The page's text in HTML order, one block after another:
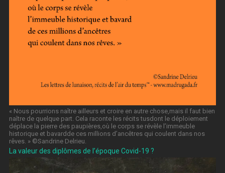
« Nous pourrions naître ailleurs et croire en autre chose,mais il faut bien
naître de quelque part. Cela raconte les récits tusdont le déploiement
déplace la pierre des paupières,où le corps se révèle l’immeuble
historique et bavardde ces millions d’ancêtres qui coulent dans nos
rêves. » ©️Sandrine Delrieu.
La valeur des diplômes de l’époque Covid-19 ?